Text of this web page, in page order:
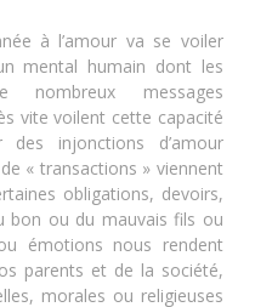
à l’amour va se voiler
mental humain dont les
nombreux messages
vite voilent cette capacité
des injonctions d’amour
« transactions » viennent
obligations, devoirs,
bon ou du mauvais fils ou
émotions nous rendent
parents et de la société,
morales ou religieuses